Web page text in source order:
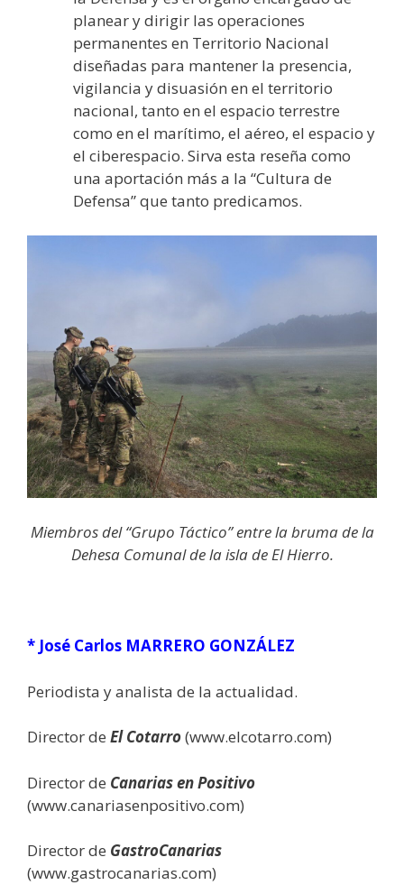
planear y dirigir las operaciones
permanentes en Territorio Nacional
diseñadas para mantener la presencia,
vigilancia y disuasión en el territorio
nacional, tanto en el espacio terrestre
como en el marítimo, el aéreo, el espacio y
el ciberespacio. Sirva esta reseña como
una aportación más a la “Cultura de
Defensa” que tanto predicamos.
Miembros del “Grupo Táctico” entre la bruma de la
Dehesa Comunal de la isla de El Hierro.
* José Carlos MARRERO GONZÁLEZ
Periodista y analista de la actualidad.
Director de El Cotarro(www.elcotarro.com)
Director de Canarias en Positivo
(www.canariasenpositivo.com)
Director de GastroCanarias
(www.gastrocanarias.com)